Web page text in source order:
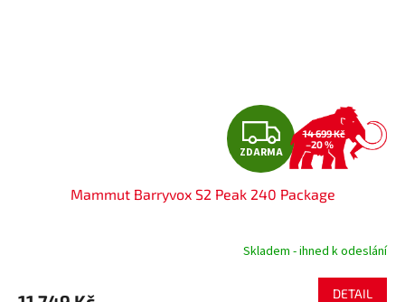
Z
D
A
R
ZDARMA
14 699 Kč
–20 %
Mammut Barryvox S2 Peak 240 Package
Skladem - ihned k odeslání
DETAIL